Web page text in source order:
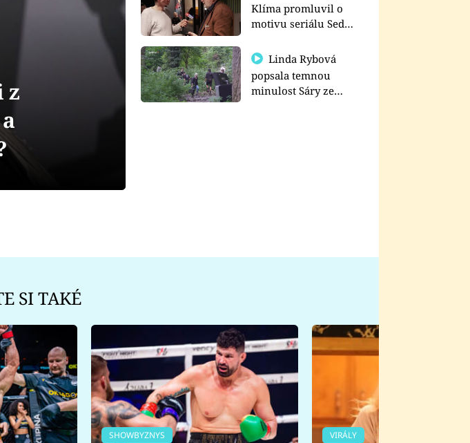
Klíma promluvil o
motivu seriálu Sedm
Linda Rybová
popsala temnou
minulost Sáry ze
z
SI TAKÉ
SHOWBYZNYS VIRÁLY